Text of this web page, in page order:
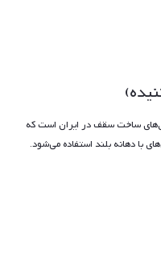
ساخت سقف در ایران است که
با دهانه بلند استفاده می‌شود.